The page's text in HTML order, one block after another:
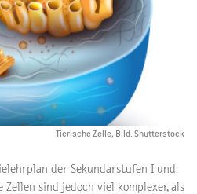
Tierische Zelle, Bild: Shutterstock
der Sekundarstufen I und
Zellen sind jedoch viel komplexer, als